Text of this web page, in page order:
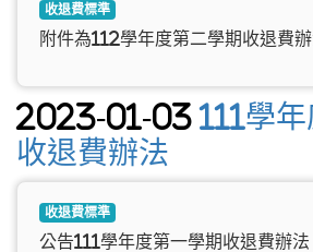
收退費標準
附件為112學年度第二學期收退費
2023-01-03111學
收退費辦法
收退費標準
公告111學年度第一學期收退費辦法